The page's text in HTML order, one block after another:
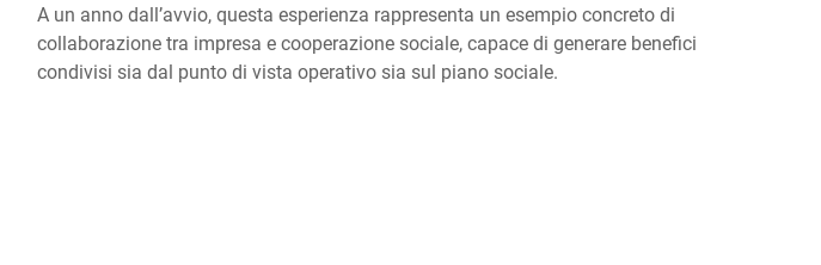
A un anno dall’avvio, questa esperienza rappresenta un esempio concreto di
collaborazione tra impresa e cooperazione sociale, capace di generare benefici
condivisi sia dal punto di vista operativo sia sul piano sociale.